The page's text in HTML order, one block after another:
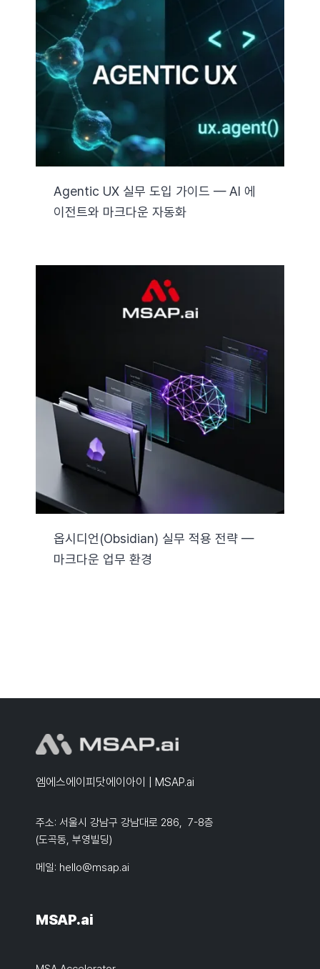
Agentic UX 실무 도입 가이드 — AI 에
이전트와 마크다운 자동화
옵시디언(Obsidian) 실무 적용 전략 —
마크다운 업무 환경
엠에스에이피닷에이아이 | MSAP.ai
주소: 서울시 강남구 강남대로 286, 7-8층
(도곡동, 부영빌딩)
메일: hello@msap.ai
MSAP.ai